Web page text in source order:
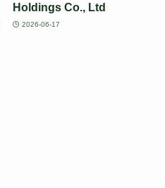
Holdings Co., Ltd
2026-06-17